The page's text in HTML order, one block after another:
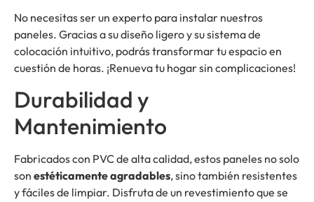
No necesitas ser un experto para instalar nuestros
paneles. Gracias a su diseño ligero y su sistema de
colocación intuitivo, podrás transformar tu espacio en
cuestión de horas. ¡Renueva tu hogar sin complicaciones!
Durabilidad y
Mantenimiento
Fabricados con PVC de alta calidad, estos paneles no solo
son estéticamente agradables, sino también resistentes
y fáciles de limpiar. Disfruta de un revestimiento que se